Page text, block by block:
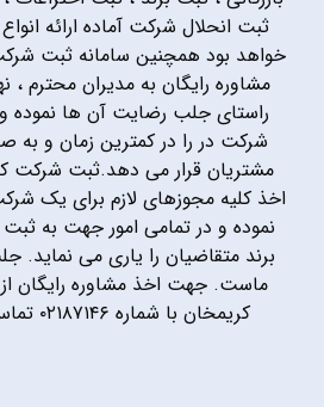
ثبت انحلال شرکت آماده ارائه
خواهد بود همچنین سامانه ثبت
مشاوره رایگان به مدیران محترم
راستای جلب رضایت آن ها نموده
شرکت در را در کمترین زمان و به
مشتریان قرار می دهد.ثبت شرکت
اخذ کلیه مجوزهای لازم برای یک
نموده و در تمامی امور جهت به
برند متقاضیان را یاری می
ماست. جهت اخذ مشاوره رایگان
کریمخان با شماره ۰۲۱۸۷۱۴۶ تماس حاصل فرمایید.